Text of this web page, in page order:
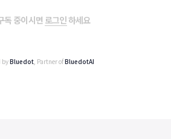
독 중이시면 로그인하세요
byBluedot , Partner ofBluedotAI